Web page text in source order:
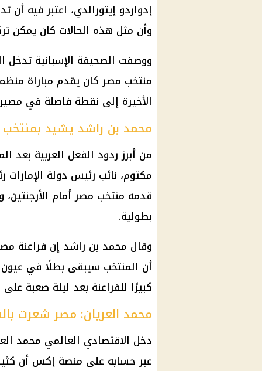
إدواردو إيتورالدي، اعتبر فيه
وأن مثل هذه الحالات كان يمكن
ووصفت الصحيفة الإسبانية تدخل
منتخب مصر كان يقدم مباراة
الأخيرة إلى نقطة فاصلة في
محمد بن راشد يشيد
من أبرز ردود الفعل العربية بعد
مكتوم، نائب رئيس دولة
قدمه منتخب مصر أمام
بطولية.
وقال محمد بن راشد إن فراعنة
أن المنتخب سيبقى بطلًا في عيون
كبيرًا للفراعنة بعد ليلة صعبة
محمد العريان: مصر شعرت
دخل الاقتصادي العالمي محمد
عبر حسابه على منصة إكس أن